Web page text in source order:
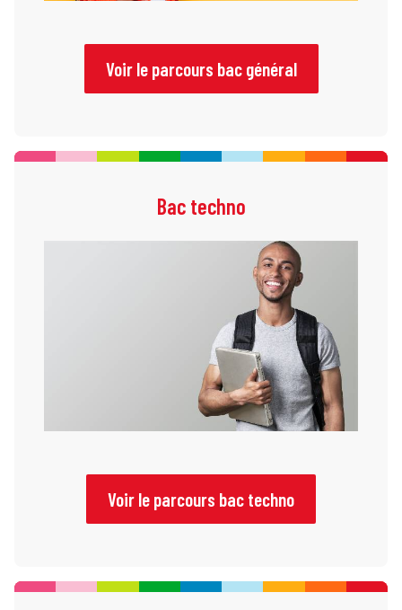
Voir le parcours bac général
Bac techno
Voir le parcours bac techno